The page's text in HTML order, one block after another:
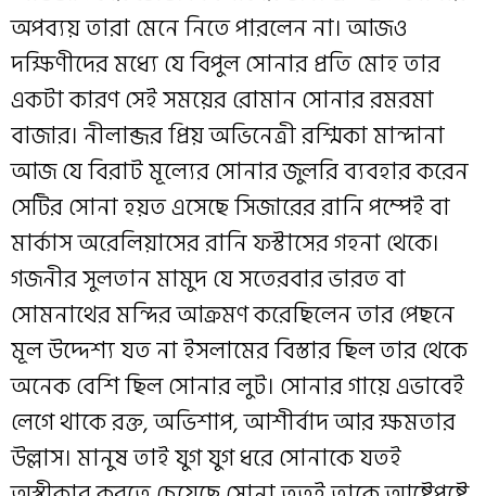
অপব্যয় তারা মেনে নিতে পারলেন না। আজও
দক্ষিণীদের মধ্যে যে বিপুল সোনার প্রতি মোহ তার
একটা কারণ সেই সময়ের রোমান সোনার রমরমা
বাজার। নীলাব্জর প্রিয় অভিনেত্রী রশ্মিকা মান্দানা
আজ যে বিরাট মূল্যের সোনার জুলরি ব্যবহার করেন
সেটির সোনা হয়ত এসেছে সিজারের রানি পম্পেই বা
মার্কাস অরেলিয়াসের রানি ফস্টাসের গহনা থেকে।
গজনীর সুলতান মামুদ যে সতেরবার ভারত বা
সোমনাথের মন্দির আক্রমণ করেছিলেন তার পেছনে
মূল উদ্দেশ্য যত না ইসলামের বিস্তার ছিল তার থেকে
অনেক বেশি ছিল সোনার লুট। সোনার গায়ে এভাবেই
লেগে থাকে রক্ত, অভিশাপ, আশীর্বাদ আর ক্ষমতার
উল্লাস। মানুষ তাই যুগ যুগ ধরে সোনাকে যতই